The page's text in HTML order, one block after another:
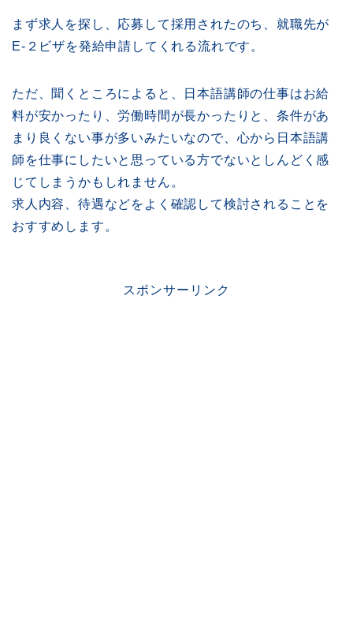
まず求人を探し、応募して採用されたのち、就職先が
E-２ビザを発給申請してくれる流れです。
ただ、聞くところによると、日本語講師の仕事はお給
料が安かったり、労働時間が長かったりと、条件があ
まり良くない事が多いみたいなので、心から日本語講
師を仕事にしたいと思っている方でないとしんどく感
じてしまうかもしれません。
求人内容、待遇などをよく確認して検討されることを
おすすめします。
スポンサーリンク